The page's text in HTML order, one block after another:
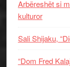
Arbëreshët si
kulturor
Sali Shijaku,
“Dom Fred